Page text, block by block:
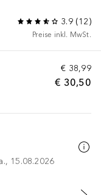
3.9(12)
Preise inkl. MwSt.
€ 38,99
€ 30,50
15.08.2026